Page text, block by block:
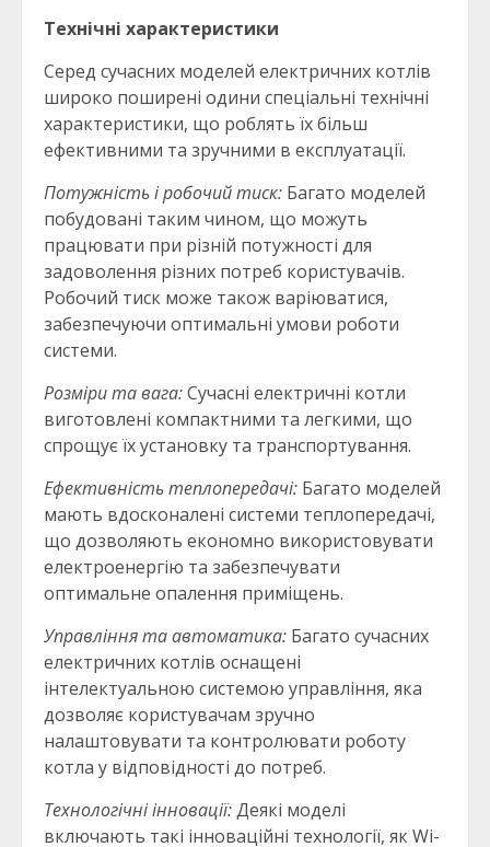
Технічні характеристики
Серед сучасних моделей електричних котлів
широко поширені одини спеціальні технічні
характеристики, що роблять їх більш
ефективними та зручними в експлуатації.
Потужність і робочий тиск: Багато моделей
побудовані таким чином, що можуть
працювати при різній потужності для
задоволення різних потреб користувачів.
Робочий тиск може також варіюватися,
забезпечуючи оптимальні умови роботи
системи.
Розміри та вага:Сучасні електричні котли
виготовлені компактними та легкими, що
спрощує їх установку та транспортування.
Ефективність теплопередачі: Багато моделей
мають вдосконалені системи теплопередачі,
що дозволяють економно використовувати
електроенергію та забезпечувати
оптимальне опалення приміщень.
Управління та автоматика: Багато сучасних
електричних котлів оснащені
інтелектуальною системою управління, яка
дозволяє користувачам зручно
налаштовувати та контролювати роботу
котла у відповідності до потреб.
Технологічні інновації:Деякі моделі
включають такі інноваційні технології, як Wi-